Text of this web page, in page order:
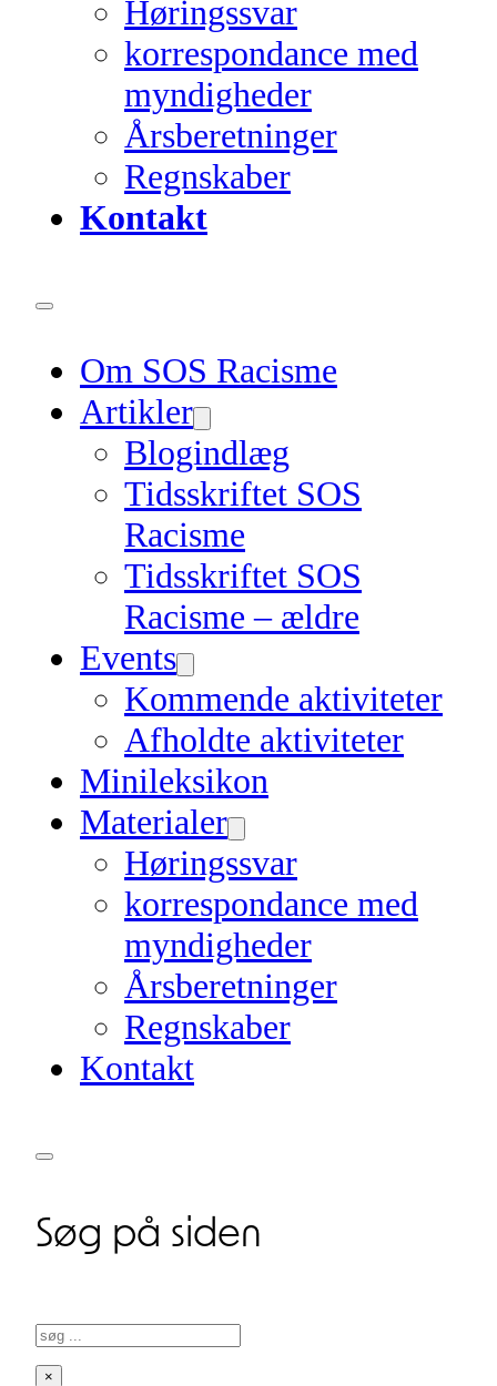
Høringssvar
korrespondance med
myndigheder
Årsberetninger
Regnskaber
Kontakt
Om SOS Racisme
Artikler
Blogindlæg
Tidsskriftet SOS
Racisme
Tidsskriftet SOS
Racisme – ældre
Events
Kommende aktiviteter
Afholdte aktiviteter
Minileksikon
Materialer
Høringssvar
korrespondance med
myndigheder
Årsberetninger
Regnskaber
Kontakt
Søg på siden
Søg
×